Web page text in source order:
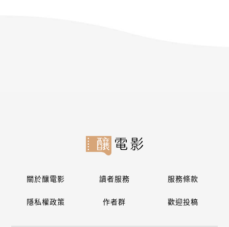
關於釀電影 讀者服務 服務條款
隱私權政策 作者群 歡迎投稿